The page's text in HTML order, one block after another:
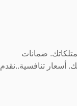
ضمانات
أسعار تنافسية..نقدم